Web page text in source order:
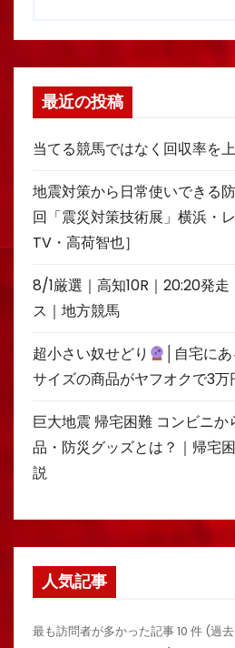
最近の投稿
当てる競馬ではなく回収率を
地震対策から日常使いできる
回「震災対策技術展」横浜・
TV・高荷智也］
8/1厳選｜高知10R｜20:20発走
ス｜地方競馬
超小さい奴せどり
│自宅に
サイズの商品がヤフオクで3万
巨大地震 帰宅困難 コンビニ
品・防災グッズとは？｜帰宅
説
人気記事
最も訪問者が多かった記事 10 件 (過